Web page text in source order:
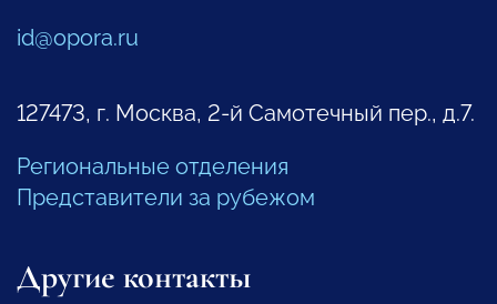
id@opora.ru
127473, г. Москва, 2-й Самотечный пер., д.7.
Региональные отделения
Представители за рубежом
Другие контакты